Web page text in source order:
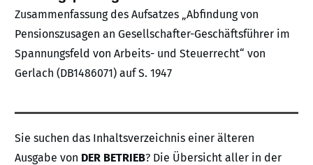
Zusammenfassung des Aufsatzes „Abfindung von
Pensionszusagen an Gesellschafter-Geschäftsführer im
Spannungsfeld von Arbeits- und Steuerrecht“ von
Gerlach (DB1486071) auf S. 1947
Sie suchen das Inhaltsverzeichnis einer älteren
Ausgabe von DER BETRIEB? Die Übersicht aller in der